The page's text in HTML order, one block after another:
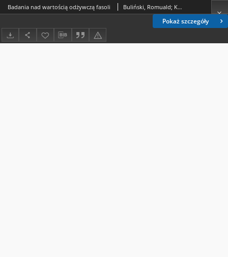
Pokaż szczegóły
Badania nad wartością odżywczą fasoli Buliński, Romuald; Kutulas, Krystyna; Przeciechowska, Irena